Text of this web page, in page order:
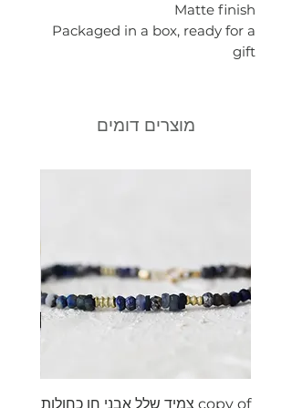
Matte finish
Packaged in a box, ready for a
gift
מוצרים דומים
copy of צמיד שלל אבני חן כחולות